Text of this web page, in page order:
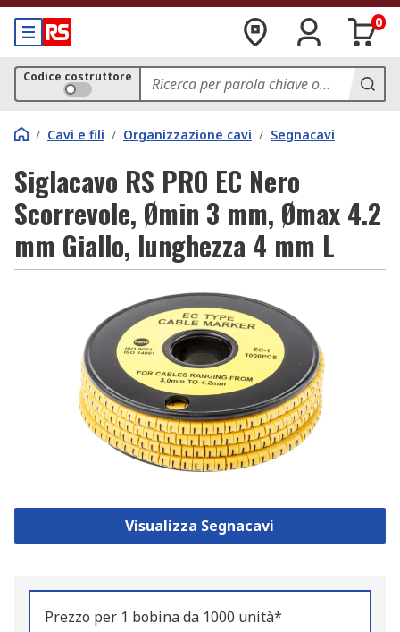
0
Codice costruttore
/ Cavi e fili / Organizzazione cavi / Segnacavi
Siglacavo RS PRO EC Nero
Scorrevole, Ømin 3 mm, Ømax 4.2
mm Giallo, lunghezza 4 mm L
Visualizza Segnacavi
Prezzo per 1 bobina da 1000 unità*